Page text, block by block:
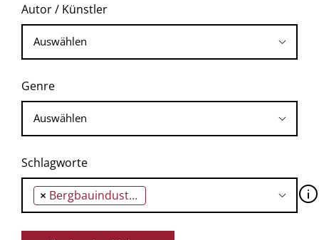
Autor / Künstler
Genre
Schlagworte
× Bergbauindustrie 🛈